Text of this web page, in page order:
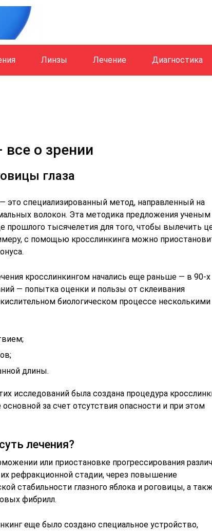
Линзы Лечение Диагностика
все о зрении
глаза
это специализированный метод, направленный на
волокон. Эта методика предложения ученым
прошлого тысячелетия для того, чтобы вылечить
с помощью кросслинкинга можно
кросслинкингом начались еще раньше — в 90-х
— попытка оценки и пользы от склеивания
биологическом процессе несколькими
длины.
исследований была создана процедура
за счет отсутствия опасности и при этом
лечения?
или приостановке прогрессирования
рефракционной стадии, через повышение
стабильности глазного яблока и роговицы, а
фибрилл.
еще было создано специальное устройство,